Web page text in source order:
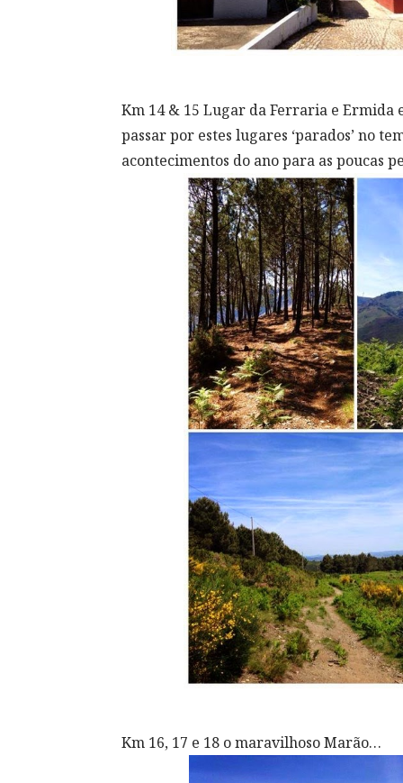
Km 14 & 15 Lugar da Ferraria e Ermida
passar por estes lugares ‘parados’ no
acontecimentos do ano para as poucas
Km 16, 17 e 18 o maravilhoso Marão…